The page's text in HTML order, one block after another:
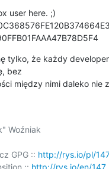
user here. ;)
tylko, że każdy
bez
między nimi daleko nie
Woźniak
GPG :: http://rys.io/pl/
:: http://rys.io/en/147